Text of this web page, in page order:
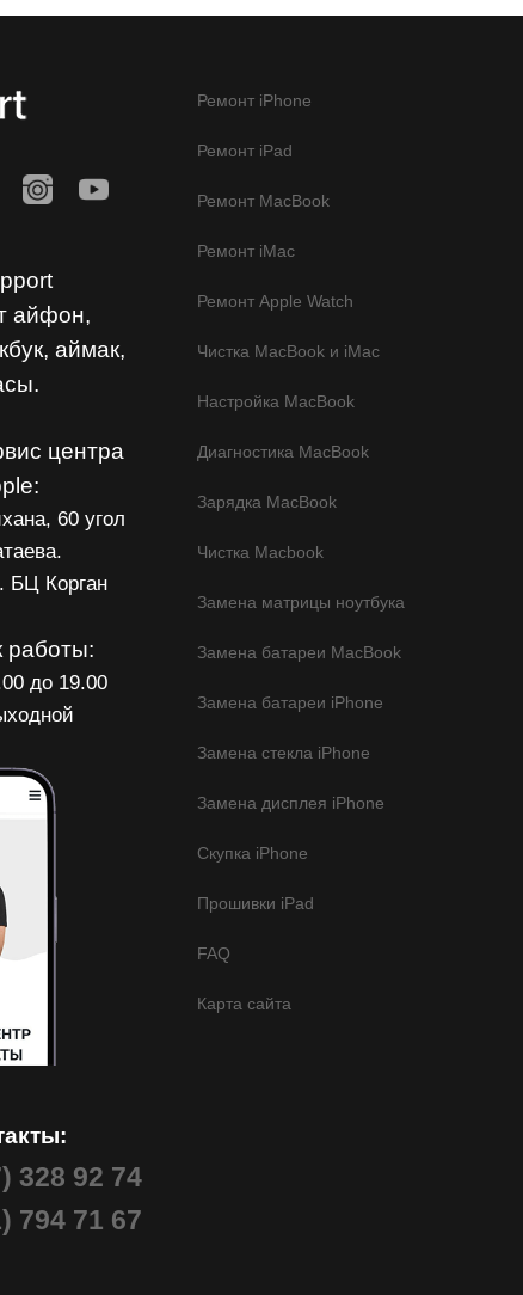
айфон,
аймак,
центра
60 угол
БЦ Корган
работы:
до 19.00
328 92 74
794 71 67
Ремонт iPhone
Ремонт iPad
Ремонт MacBook
Ремонт iMac
Ремонт Apple Watch
Чистка MacBook и iMac
Настройка MacBook
Диагностика MacBook
Зарядка MacBook
Чистка Macbook
Замена матрицы ноутбука
Замена батареи MacBook
Замена батареи iPhone
Замена стекла iPhone
Замена дисплея iPhone
Скупка iPhone
Прошивки iPad
FAQ
Карта сайта